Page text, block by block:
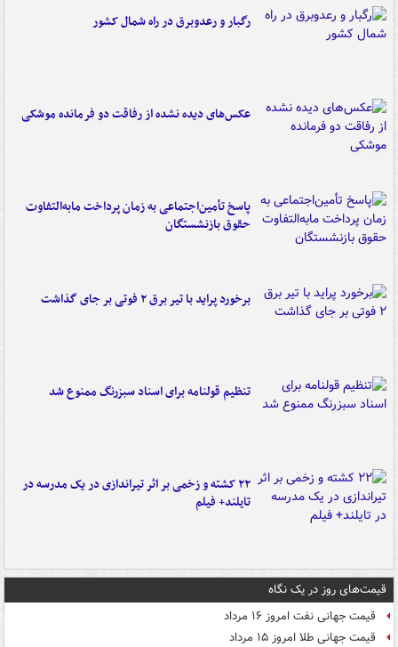
رگبار و رعدوبرق در راه شمال کشور
عکس‌های دیده نشده از رفاقت دو فرمانده‌ موشکی
پاسخ تأمین‌اجتماعی به زمان پرداخت مابه‌التفاوت
حقوق بازنشستگان
برخورد پراید با تیر برق ۲ فوتی بر جای گذاشت
تنظیم قولنامه برای اسناد سبزرنگ ممنوع شد
۲۲ کشته و زخمی بر اثر تیراندازی در یک مدرسه در
تایلند+ فیلم
قیمت‌های روز در یک نگاه
قیمت جهانی نفت امروز ۱۶ مرداد
قیمت جهانی طلا امروز ۱۵ مرداد